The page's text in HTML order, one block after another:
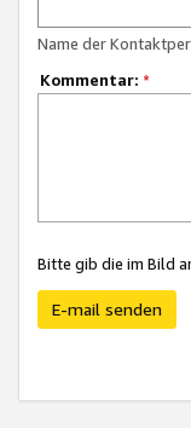
Name der
Kommentar: *
Bitte gib die im Bild
E-mail senden